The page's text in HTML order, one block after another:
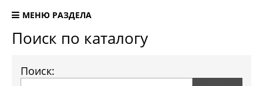
МЕНЮ РАЗДЕЛА
Поиск по каталогу
Поиск: